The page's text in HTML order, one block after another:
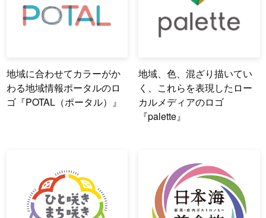
地域に合わせてカラーがか
わる地域情報ポータルのロ
ゴ『POTAL（ポータル）』
地域、色、混ざり描いてい
く、これらを表現したロー
カルメディアのロゴ
『palette』